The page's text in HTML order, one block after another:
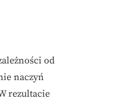
od
naczyń
rezultacie